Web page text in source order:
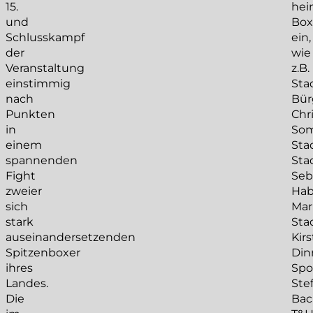
15.
und
Schlusskampf
der
Veranstaltung
einstimmig
nach
Punkten
in
einem
spannenden
Fight
zweier
sich
stark
auseinandersetzenden
Spitzenboxer
ihres
Landes.
Die
ein,
wie
z.B.